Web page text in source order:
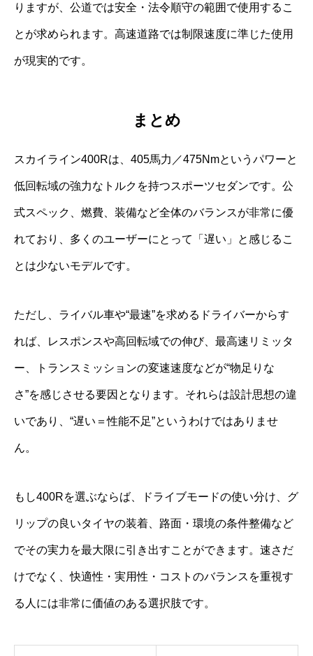
りますが、公道では安全・法令順守の範囲で使用するこ
とが求められます。高速道路では制限速度に準じた使用
が現実的です。
まとめ
スカイライン400Rは、405馬力／475Nmというパワーと
低回転域の強力なトルクを持つスポーツセダンです。公
式スペック、燃費、装備など全体のバランスが非常に優
れており、多くのユーザーにとって「遅い」と感じるこ
とは少ないモデルです。
ただし、ライバル車や“最速”を求めるドライバーからす
れば、レスポンスや高回転域での伸び、最高速リミッタ
ー、トランスミッションの変速速度などが“物足りな
さ”を感じさせる要因となります。それらは設計思想の違
いであり、“遅い＝性能不足”というわけではありませ
ん。
もし400Rを選ぶならば、ドライブモードの使い分け、グ
リップの良いタイヤの装着、路面・環境の条件整備など
でその実力を最大限に引き出すことができます。速さだ
けでなく、快適性・実用性・コストのバランスを重視す
る人には非常に価値のある選択肢です。